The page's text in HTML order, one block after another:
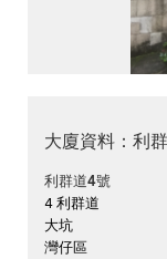
大廈資料：利
利群道4號
4 利群道
大坑
灣仔區